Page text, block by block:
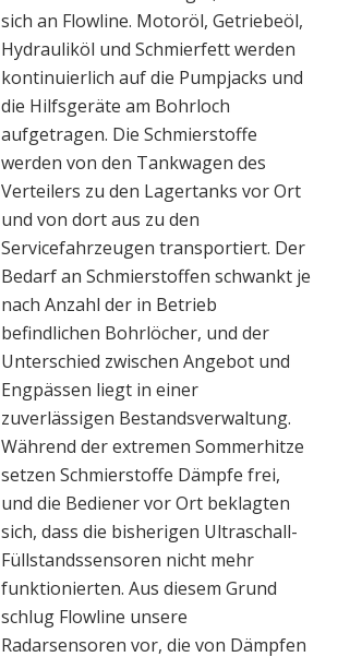
sich an Flowline. Motoröl, Getriebeöl,
Hydrauliköl und Schmierfett werden
kontinuierlich auf die Pumpjacks und
die Hilfsgeräte am Bohrloch
aufgetragen. Die Schmierstoffe
werden von den Tankwagen des
Verteilers zu den Lagertanks vor Ort
und von dort aus zu den
Servicefahrzeugen transportiert. Der
Bedarf an Schmierstoffen schwankt je
nach Anzahl der in Betrieb
befindlichen Bohrlöcher, und der
Unterschied zwischen Angebot und
Engpässen liegt in einer
zuverlässigen Bestandsverwaltung.
Während der extremen Sommerhitze
setzen Schmierstoffe Dämpfe frei,
und die Bediener vor Ort beklagten
sich, dass die bisherigen Ultraschall-
Füllstandssensoren nicht mehr
funktionierten. Aus diesem Grund
schlug Flowline unsere
Radarsensoren vor, die von Dämpfen